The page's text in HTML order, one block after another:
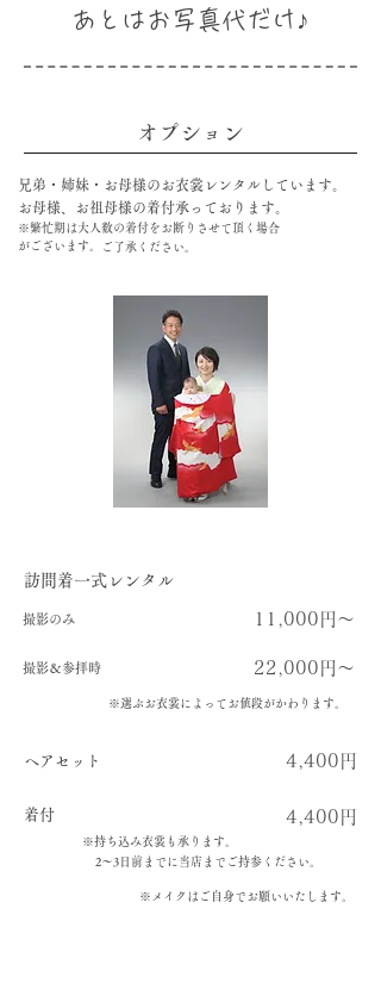
あとはお写真代だけ♪
オプション
兄弟・姉妹・お母様のお衣裳レンタルしています。
お母様、お祖母様の着付承っております。
※繁忙期は大人数の着付をお断りさせて頂く場合
がございます。ご了承ください。
訪問着一式レンタル
撮影のみ
撮影＆参拝時
11,000円～
22,000円～
​​※選ぶお衣裳によってお値段がかわります。​​
ヘアセット
着付
4,400円
4,400円
※持ち込み衣裳も承ります。
​2～3日前までに当店までご持参ください。
​※メイクはご自身でお願いいたします。